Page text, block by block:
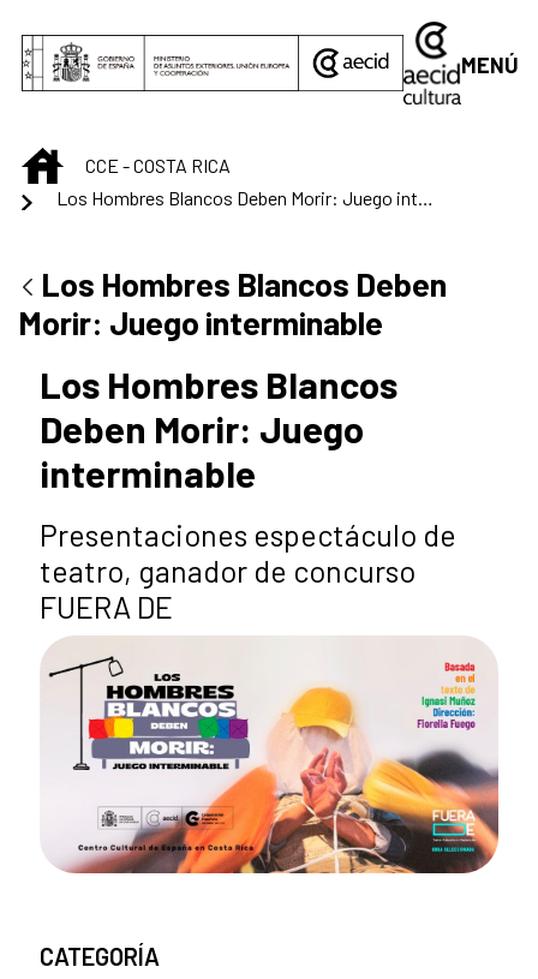
MENÚ
INICIO
CCE - COSTA RICA
Los Hombres Blancos Deben
Morir: Juego interminable
Los Hombres Blancos
Deben Morir: Juego
interminable
Presentaciones espectáculo de
teatro, ganador de concurso
FUERA DE
CATEGORÍA